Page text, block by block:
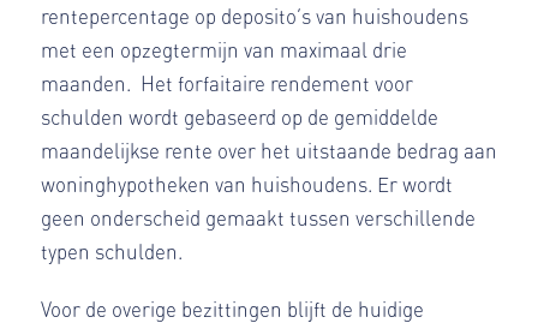
rentepercentage op deposito’s van huishoudens
met een opzegtermijn van maximaal drie
maanden. Het forfaitaire rendement voor
schulden wordt gebaseerd op de gemiddelde
maandelijkse rente over het uitstaande bedrag aan
woninghypotheken van huishoudens. Er wordt
geen onderscheid gemaakt tussen verschillende
typen schulden.
Voor de overige bezittingen blijft de huidige